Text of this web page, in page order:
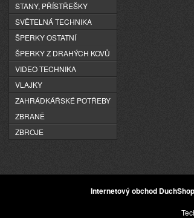
STANY, PŘÍSTŘEŠKY
SVĚTELNÁ TECHNIKA
ŠPERKY OSTATNÍ
ŠPERKY Z DRAHÝCH KOVŮ
VIDEO TECHNIKA
VLAJKY
ZAHRÁDKÁŘSKÉ POTŘEBY
ZBRANĚ
ZBROJE
Internetový obchod DuchShop